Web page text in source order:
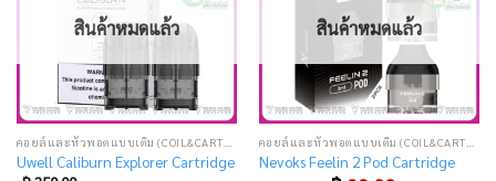
สินค้าหมดแล้ว
Uwell Caliburn Explorer Cartridge
สินค้าหมดแล้ว
Nevoks Feelin 2 Pod Cartridge